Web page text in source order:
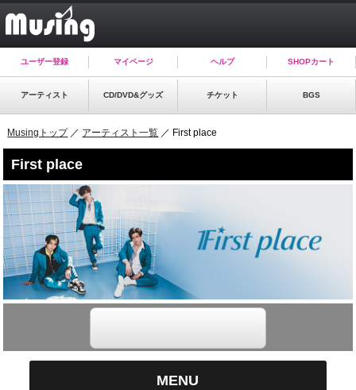
ユーザー登録 マイページ ヘルプ SHOPカート
アーティスト CD/DVD&グッズ チケット BGS
Musingトップ／ アーティスト一覧 ／ First place
First place
MENU